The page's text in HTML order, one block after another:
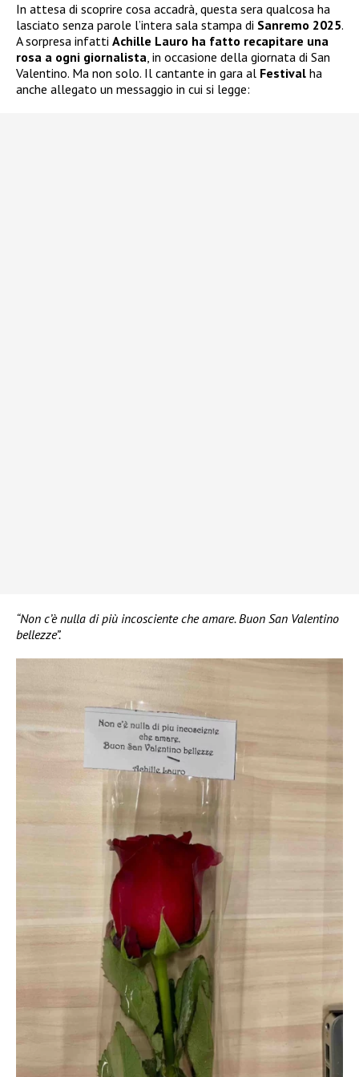
In attesa di scoprire cosa accadrà, questa sera qualcosa ha
lasciato senza parole l’intera sala stampa di Sanremo 2025.
A sorpresa infatti Achille Lauro ha fatto recapitare una
rosa a ogni giornalista, in occasione della giornata di San
Valentino. Ma non solo. Il cantante in gara al Festival ha
anche allegato un messaggio in cui si legge:
“Non c’è nulla di più incosciente che amare. Buon San Valentino
bellezze”.